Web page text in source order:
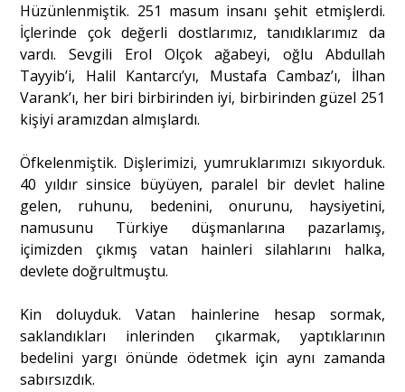
Hüzünlenmiştik. 251 masum insanı şehit etmişlerdi.
İçlerinde çok değerli dostlarımız, tanıdıklarımız da
vardı. Sevgili Erol Olçok ağabeyi, oğlu Abdullah
Tayyib’i, Halil Kantarcı’yı, Mustafa Cambaz’ı, İlhan
Varank’ı, her biri birbirinden iyi, birbirinden güzel 251
kişiyi aramızdan almışlardı.
Öfkelenmiştik. Dişlerimizi, yumruklarımızı sıkıyorduk.
40 yıldır sinsice büyüyen, paralel bir devlet haline
gelen, ruhunu, bedenini, onurunu, haysiyetini,
namusunu Türkiye düşmanlarına pazarlamış,
içimizden çıkmış vatan hainleri silahlarını halka,
devlete doğrultmuştu.
Kin doluyduk. Vatan hainlerine hesap sormak,
saklandıkları inlerinden çıkarmak, yaptıklarının
bedelini yargı önünde ödetmek için aynı zamanda
sabırsızdık.